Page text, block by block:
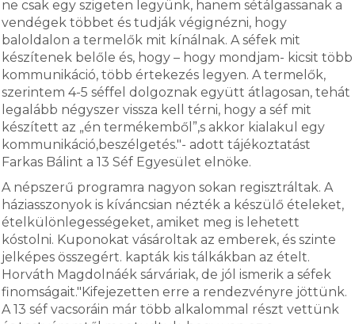
ne csak egy szigeten legyünk, hanem sétálgassanak a
vendégek többet és tudják végignézni, hogy
baloldalon a termelők mit kínálnak. A séfek mit
készítenek belőle és, hogy – hogy mondjam- kicsit több
kommunikáció, több értekezés legyen. A termelők,
szerintem 4-5 séffel dolgoznak együtt átlagosan, tehát
legalább négyszer vissza kell térni, hogy a séf mit
készített az „én termékemből”,s akkor kialakul egy
kommunikáció,beszélgetés."- adott tájékoztatást
Farkas Bálint a 13 Séf Egyesület elnöke.
A népszerű programra nagyon sokan regisztráltak. A
háziasszonyok is kíváncsian nézték a készülő ételeket,
ételkülönlegességeket, amiket meg is lehetett
kóstolni. Kuponokat vásároltak az emberek, és szinte
jelképes összegért. kapták kis tálkákban az ételt.
Horváth Magdolnáék sárváriak, de jól ismerik a séfek
finomságait."Kifejezetten erre a rendezvényre jöttünk.
A 13 séf vacsoráin már több alkalommal részt vettünk